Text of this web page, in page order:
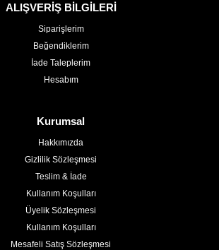
ALIŞVERİŞ BİLGİLERİ
Siparişlerim
Beğendiklerim
İade Taleplerim
Hesabım
Kurumsal
Hakkımızda
Gizlilik Sözleşmesi
Teslim & İade
Kullanım Koşulları
Üyelik Sözleşmesi
Kullanım Koşulları
Mesafeli Satış Sözleşmesi